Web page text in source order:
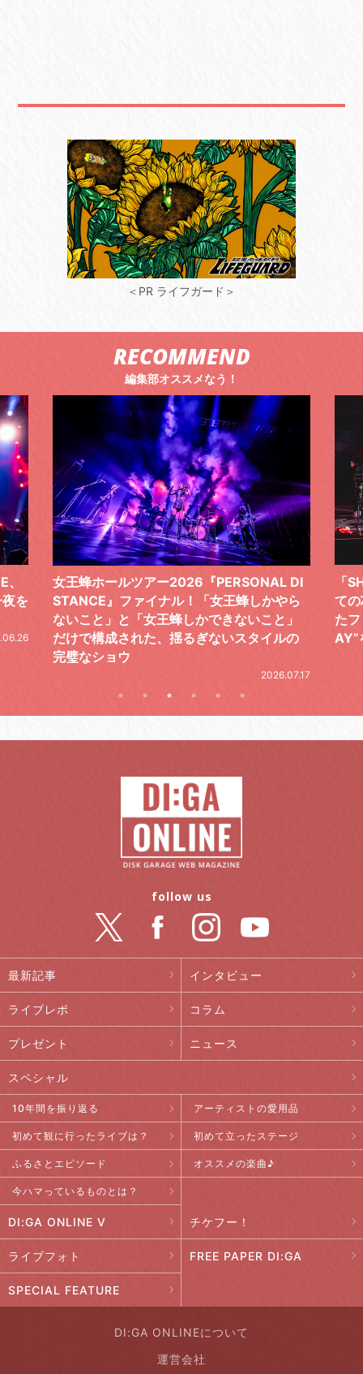
＜PR ライフガード＞
RECOMMEND
編集部オススメなう！
ら
の
「SHISHAMOでした!!!」ロックバンドとし
ての芯を貫き通し、笑顔と感謝で泳ぎ切っ
たファイナルライブ、DAY2“GOODBYE D
AY”をレポート
気
レ
最新記事 インタビュー
ライブレポ コラム
プレゼント ニュース
スペシャル
10年間を振り返る アーティストの愛用品
初めて観に行ったライブは？ 初めて立ったステージ
ふるさとエピソード オススメの楽曲♪
今ハマっているものとは？
DI:GA ONLINE V チケフー！
ライブフォト FREE PAPER DI:GA
SPECIAL FEATURE
follow us
DI:GA ONLINEについて
運営会社